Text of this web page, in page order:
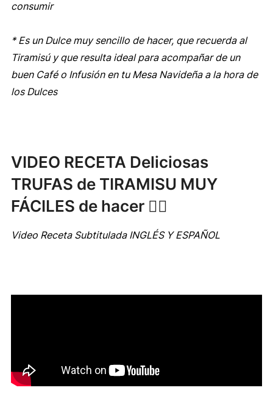
consumir
* Es un Dulce muy sencillo de hacer, que recuerda al
Tiramisú y que resulta ideal para acompañar de un
buen Café o Infusión en tu Mesa Navideña a la hora de
los Dulces
VIDEO RECETA Deliciosas
TRUFAS de TIRAMISU MUY
FÁCILES de hacer 👍🏻
Video Receta Subtitulada INGLÉS Y ESPAÑOL